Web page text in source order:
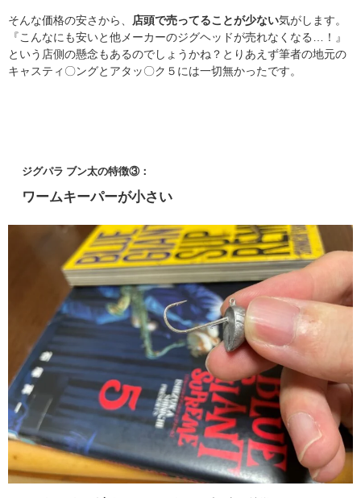
そんな価格の安さから、 店頭で売ってることが少ない気がします。
『こんなにも安いと他メーカーのジグヘッドが売れなくなる…！』
という店側の懸念もあるのでしょうかね？とりあえず筆者の地元の
キャスティ〇ングとアタッ〇ク５には一切無かったです。
ジグパラ ブン太の特徴③：
ワームキーパーが小さい